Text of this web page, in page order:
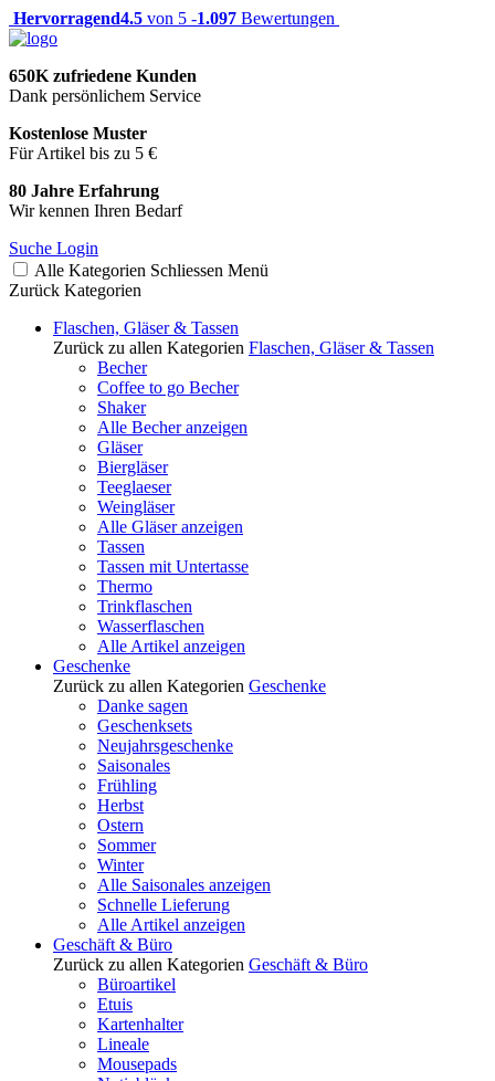
Hervorragend4.5 von 5 -1.097 Bewertungen
650K zufriedene Kunden
Dank persönlichem Service
Kostenlose Muster
Für Artikel bis zu 5 €
80 Jahre Erfahrung
Wir kennen Ihren Bedarf
Suche Login
Alle Kategorien Schliessen Menü
Zurück Kategorien
Flaschen, Gläser & Tassen
Zurück zu allen Kategorien Flaschen, Gläser & Tassen
Becher
Coffee to go Becher
Shaker
Alle Becher anzeigen
Gläser
Biergläser
Teeglaeser
Weingläser
Alle Gläser anzeigen
Tassen
Tassen mit Untertasse
Thermo
Trinkflaschen
Wasserflaschen
Alle Artikel anzeigen
Geschenke
Zurück zu allen Kategorien Geschenke
Danke sagen
Geschenksets
Neujahrsgeschenke
Saisonales
Frühling
Herbst
Ostern
Sommer
Winter
Alle Saisonales anzeigen
Schnelle Lieferung
Alle Artikel anzeigen
Geschäft & Büro
Zurück zu allen Kategorien Geschäft & Büro
Büroartikel
Etuis
Kartenhalter
Lineale
Mousepads